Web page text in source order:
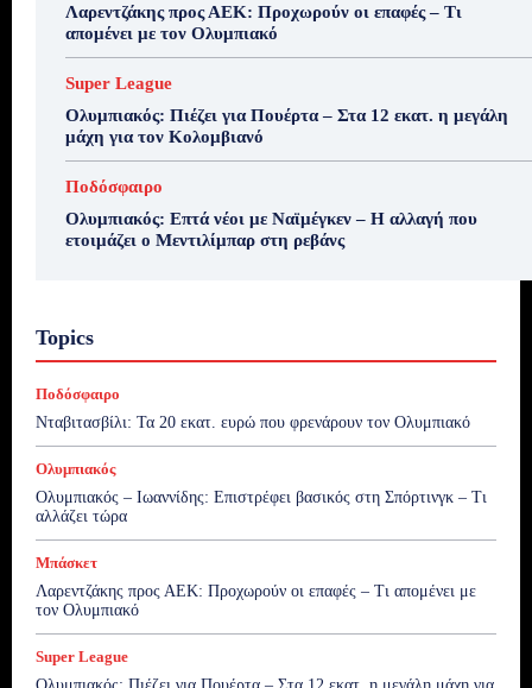
Λαρεντζάκης προς ΑΕΚ: Προχωρούν οι επαφές – Τι
απομένει με τον Ολυμπιακό
Super League
Ολυμπιακός: Πιέζει για Πουέρτα – Στα 12 εκατ. η μεγάλη
μάχη για τον Κολομβιανό
Ποδόσφαιρο
Ολυμπιακός: Επτά νέοι με Ναϊμέγκεν – Η αλλαγή που
ετοιμάζει ο Μεντιλίμπαρ στη ρεβάνς
Topics
Ποδόσφαιρο
Νταβιτασβίλι: Τα 20 εκατ. ευρώ που φρενάρουν τον Ολυμπιακό
Ολυμπιακός
Ολυμπιακός – Ιωαννίδης: Επιστρέφει βασικός στη Σπόρτινγκ – Τι
αλλάζει τώρα
Μπάσκετ
Λαρεντζάκης προς ΑΕΚ: Προχωρούν οι επαφές – Τι απομένει με
τον Ολυμπιακό
Super League